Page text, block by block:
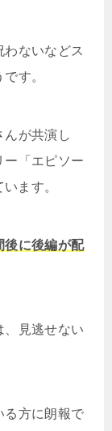
ないなどス
す。
んが共演し
ー「エピソー
ます。
後に後編が配
、見逃せない
る方に朗報で